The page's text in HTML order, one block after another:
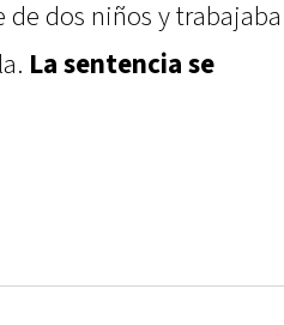
de dos niños y trabajaba
La sentencia se